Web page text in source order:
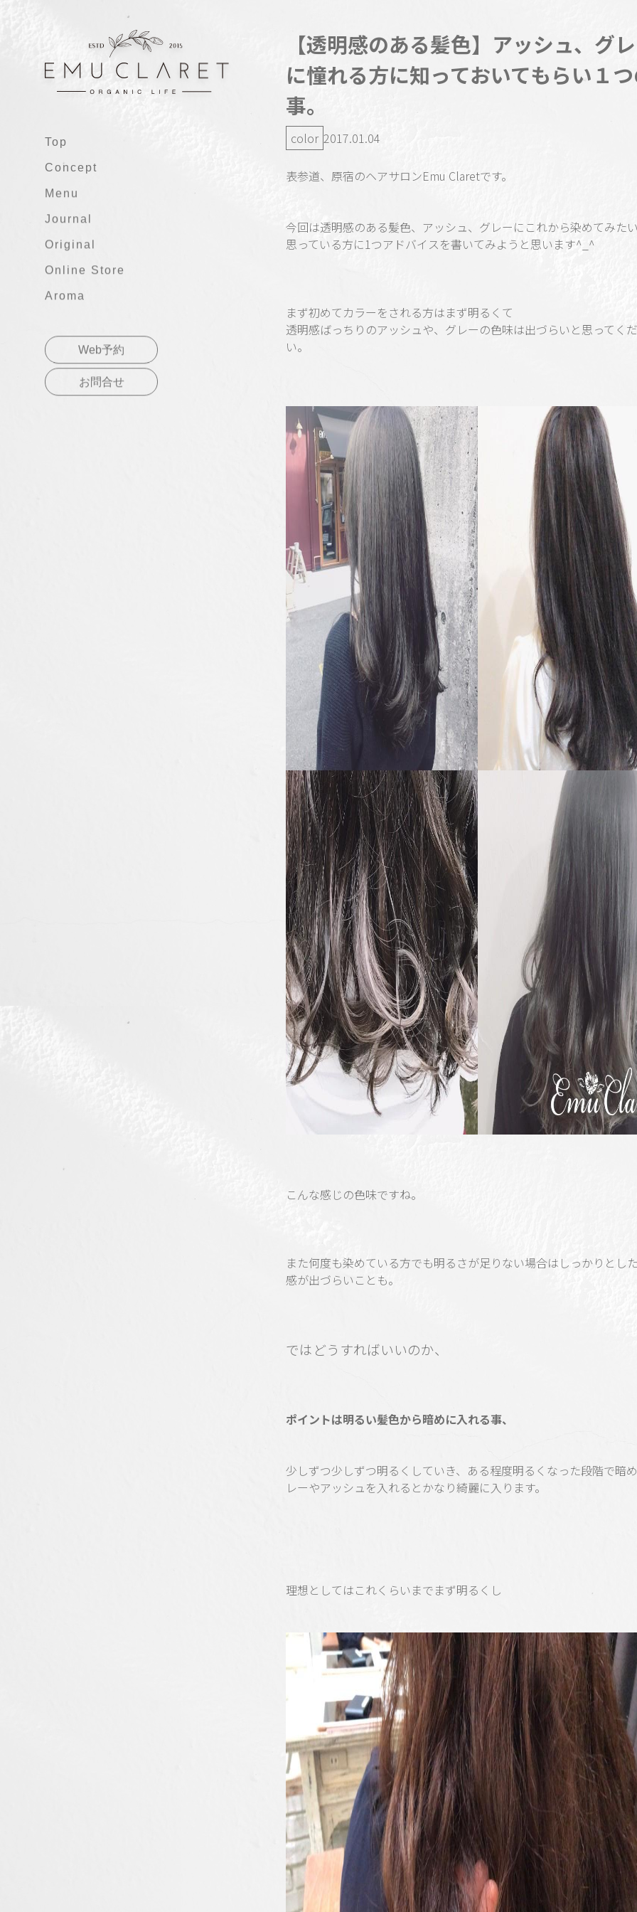
Top
Concept
Menu
Journal
Original
Online Store
Aroma
Web予約
お問合せ
【透明感のある髪色】アッシュ、グ
に憧れる方に知っておいてもらい１
事。
color 2017.01.04
表参道、原宿のヘアサロンEmu Claretです。
今回は透明感のある髪色、アッシュ、グレーにこれから染めてみた
思っている方に1つアドバイスを書いてみようと思います^_^
まず初めてカラーをされる方はまず明るくて
透明感ばっちりのアッシュや、グレーの色味は出づらいと思ってく
い。
こんな感じの色味ですね。
また何度も染めている方でも明るさが足りない場合はしっかりとし
感が出づらいことも。
ではどうすればいいのか、
ポイントは明るい髪色から暗めに入れる事、
少しずつ少しずつ明るくしていき、ある程度明るくなった段階で暗
レーやアッシュを入れるとかなり綺麗に入ります。
理想としてはこれくらいまでまず明るくし